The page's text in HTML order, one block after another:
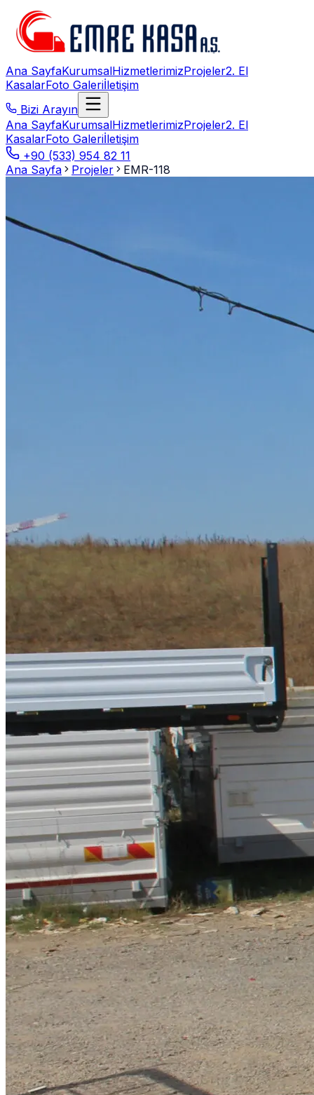
Ana SayfaKurumsalHizmetlerimizProjeler2. El
KasalarFoto Galeriİletişim
Bizi Arayın
Ana SayfaKurumsalHizmetlerimizProjeler2. El
KasalarFoto Galeriİletişim
+90 (533) 954 82 11
Ana Sayfa
Projeler EMR-118